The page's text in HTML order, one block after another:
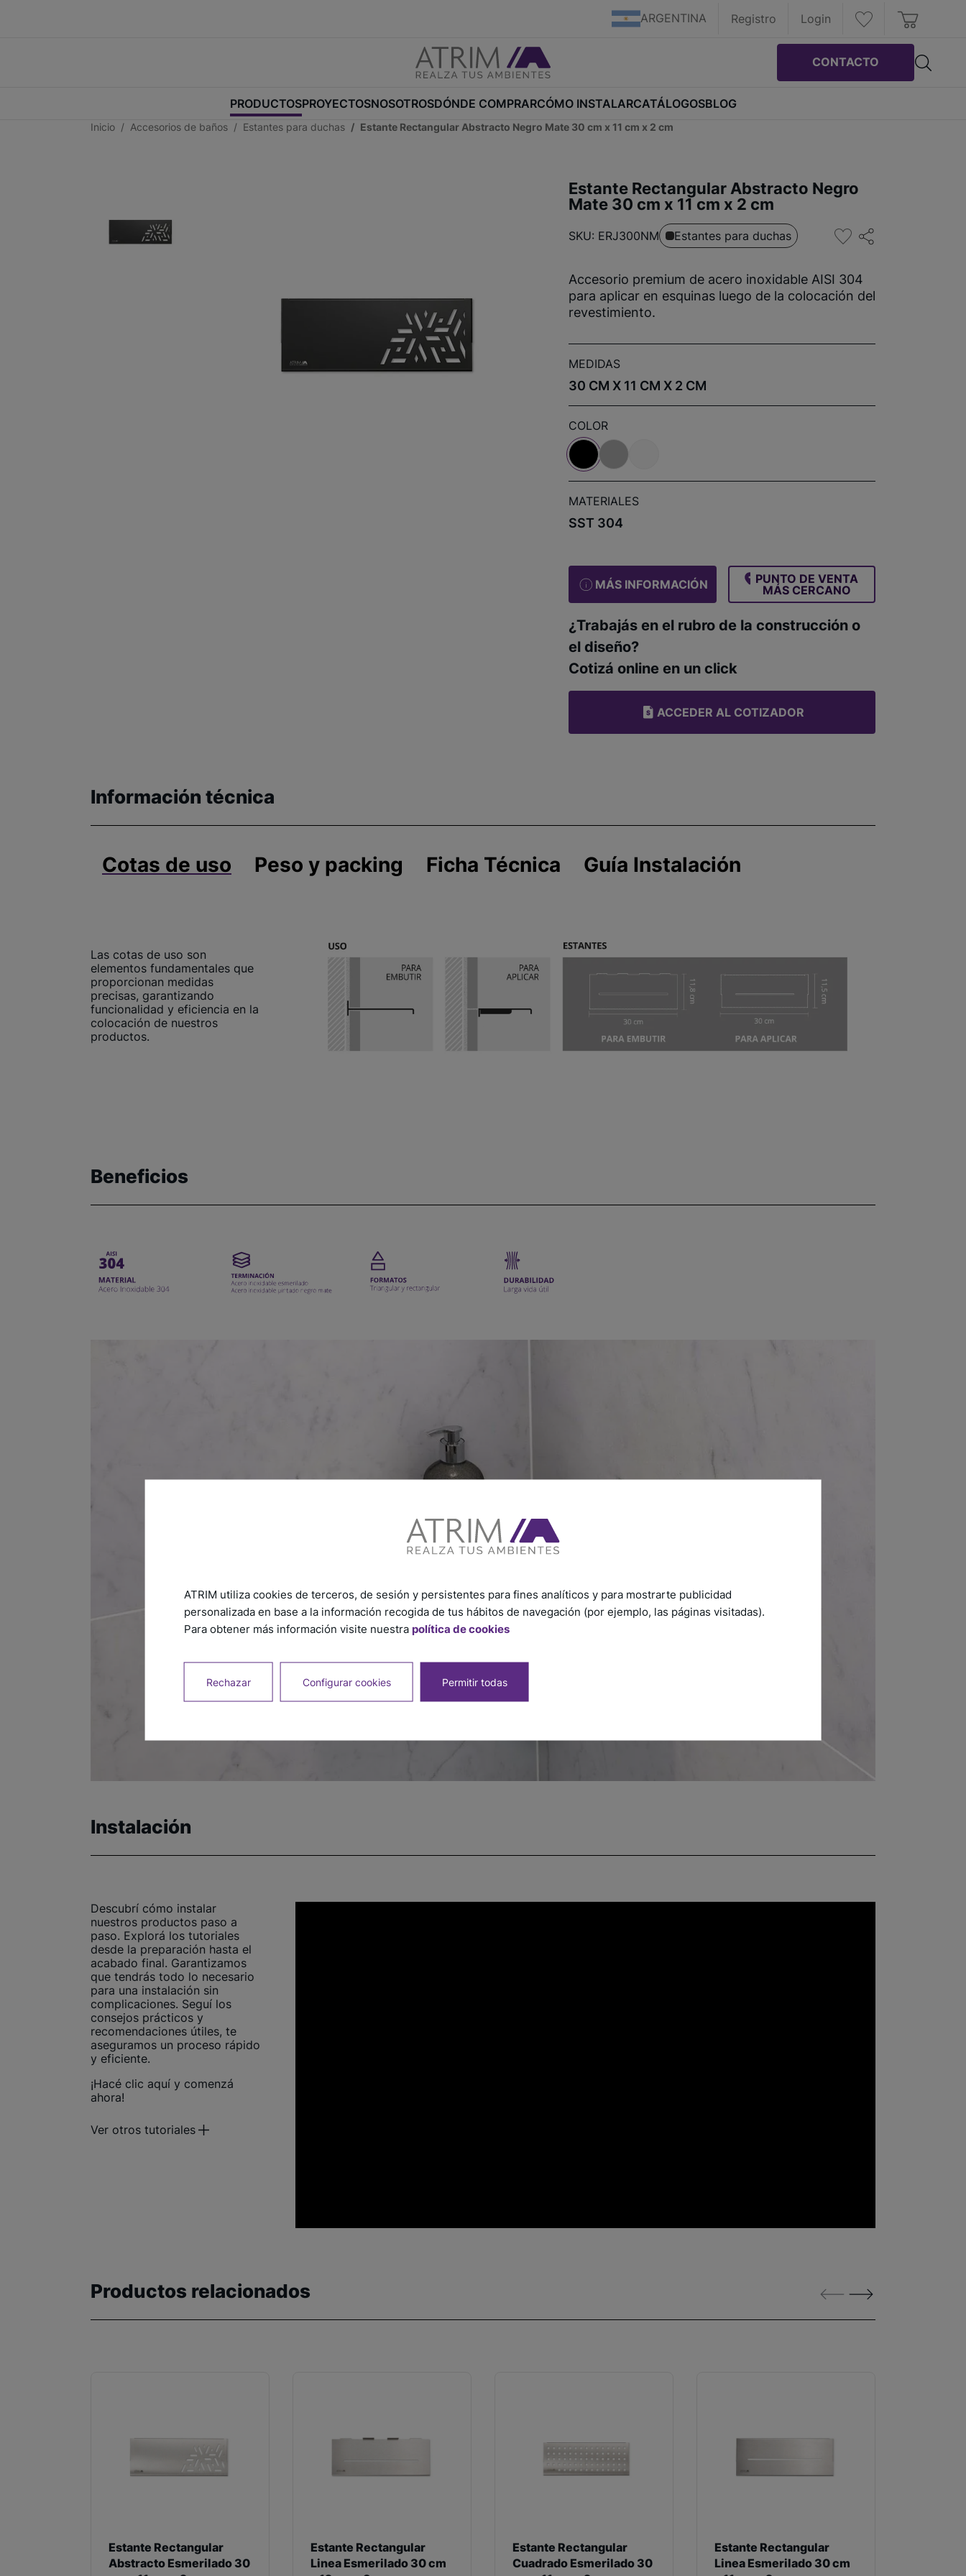
ARGENTINA Registro Login
CONTACTO
PRODUCTOSPROYECTOSNOSOTROSDÓNDE COMPRARCÓMO INSTALARCATÁLOGOSBLOG
Inicio Accesorios de baños Estantes para duchas Estante Rectangular Abstracto Negro Mate 30 cm x 11 cm x 2 cm
Estante Rectangular Abstracto Negro
Mate 30 cm x 11 cm x 2 cm
SKU: ERJ300NM Estantes para duchas
Accesorio premium de acero inoxidable AISI 304
para aplicar en esquinas luego de la colocación del
revestimiento.
MEDIDAS
30 CM X 11 CM X 2 CM
COLOR
MATERIALES
SST 304
MÁS INFORMACIÓN
PUNTO DE VENTA
MÁS CERCANO
¿Trabajás en el rubro de la construcción o
el diseño?
Cotizá online en un click
ACCEDER AL COTIZADOR
Información técnica
Cotas de uso Peso y packing Ficha Técnica Guía Instalación
Las cotas de uso son
elementos fundamentales que
proporcionan medidas
precisas, garantizando
funcionalidad y eficiencia en la
colocación de nuestros
productos.
Beneficios
Instalación
Descubrí cómo instalar
nuestros productos paso a
paso. Explorá los tutoriales
desde la preparación hasta el
acabado final. Garantizamos
que tendrás todo lo necesario
para una instalación sin
complicaciones. Seguí los
consejos prácticos y
recomendaciones útiles, te
aseguramos un proceso rápido
y eficiente.
¡Hacé clic aquí y comenzá
ahora!
Ver otros tutoriales
Productos relacionados
Estante Rectangular
Abstracto Esmerilado 30
Estante Rectangular
Linea Esmerilado 30 cm
Estante Rectangular
Cuadrado Esmerilado 30
Estante Rectangular
Linea Esmerilado 30 cm
ATRIM utiliza cookies de terceros, de sesión y persistentes para fines analíticos y para mostrarte publicidad
personalizada en base a la información recogida de tus hábitos de navegación (por ejemplo, las páginas visitadas).
Para obtener más información visite nuestra política de cookies
Rechazar Configurar cookies Permitir todas